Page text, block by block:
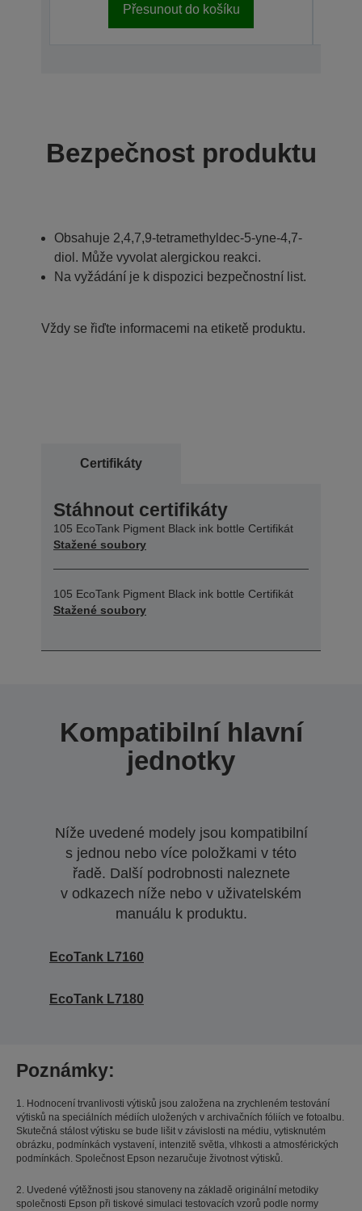
Přesunout do košíku
Bezpečnost produktu
Obsahuje 2,4,7,9-tetramethyldec-5-yne-4,7-
diol. Může vyvolat alergickou reakci.
Na vyžádání je k dispozici bezpečnostní list.
Vždy se řiďte informacemi na etiketě produktu.
Certifikáty
Stáhnout certifikáty
105 EcoTank Pigment Black ink bottle Certifikát
Stažené soubory
105 EcoTank Pigment Black ink bottle Certifikát
Stažené soubory
Kompatibilní hlavní
jednotky
Níže uvedené modely jsou kompatibilní
s jednou nebo více položkami v této
řadě. Další podrobnosti naleznete
v odkazech níže nebo v uživatelském
manuálu k produktu.
EcoTank L7160
EcoTank L7180
Poznámky:
1. Hodnocení trvanlivosti výtisků jsou založena na zrychleném testování
výtisků na speciálních médiích uložených v archivačních fóliích ve fotoalbu.
Skutečná stálost výtisku se bude lišit v závislosti na médiu, vytisknutém
obrázku, podmínkách vystavení, intenzitě světla, vlhkosti a atmosférických
podmínkách. Společnost Epson nezaručuje životnost výtisků.
2. Uvedené výtěžnosti jsou stanoveny na základě originální metodiky
společnosti Epson při tiskové simulaci testovacích vzorů podle normy